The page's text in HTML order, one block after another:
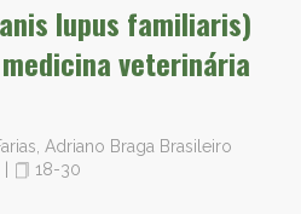
lupus familiaris)
veterinária
Adriano Braga Brasileiro
18-30